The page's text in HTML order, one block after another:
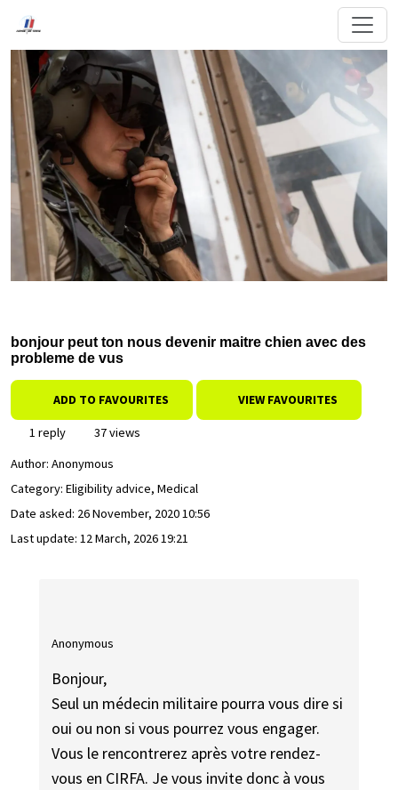
bonjour peut ton nous devenir maitre chien avec des
probleme de vus
ADD TO FAVOURITES VIEW FAVOURITES
1 reply
37 views
Author: Anonymous
Category: Eligibility advice, Medical
Date asked: 26 November, 2020 10:56
Last update: 12 March, 2026 19:21
Anonymous
Bonjour,
Seul un médecin militaire pourra vous dire si
oui ou non si vous pourrez vous engager.
Vous le rencontrerez après votre rendez-
vous en CIRFA. Je vous invite donc à vous